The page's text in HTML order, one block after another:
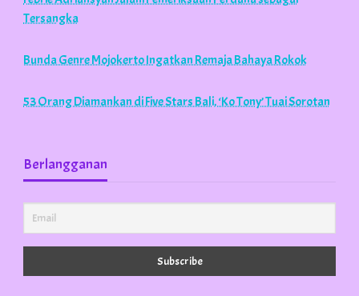
Tersangka
Bunda Genre Mojokerto Ingatkan Remaja Bahaya Rokok
53 Orang Diamankan di Five Stars Bali, ‘Ko Tony’ Tuai Sorotan
Berlangganan